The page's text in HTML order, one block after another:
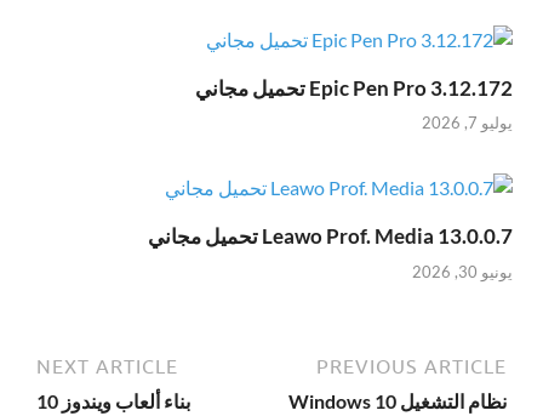
Epic Pen Pro 3.12.172 تحميل مجاني
يوليو 7, 2026
Leawo Prof. Media 13.0.0.7 تحميل مجاني
يونيو 30, 2026
PREVIOUS ARTICLE
نظام التشغيل Windows 10
NEXT ARTICLE
بناء ألعاب ويندوز 10